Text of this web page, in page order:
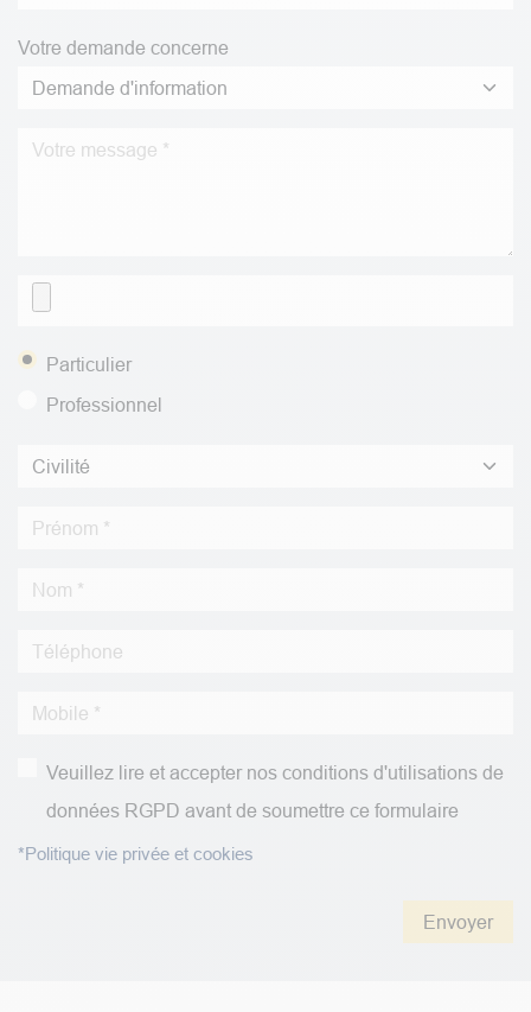
Votre demande concerne
Particulier
Professionnel
Veuillez lire et accepter nos conditions d'utilisations de
données RGPD avant de soumettre ce formulaire
*Politique vie privée et cookies
Envoyer